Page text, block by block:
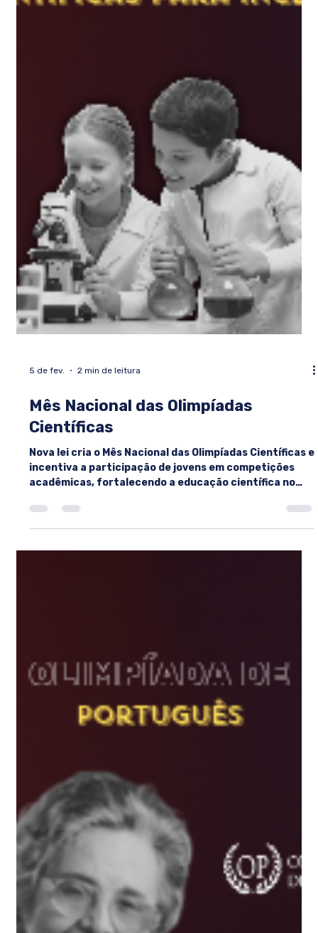
6 de fev. 3 min de leitura
TMC 2026: Tudo sobre a TeenEagle
Maths Competition
Tudo sobre a TMC 2026: quem pode participar, prova,
TeenEagle Maths Competition.